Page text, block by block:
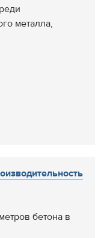
металла,
бетона в